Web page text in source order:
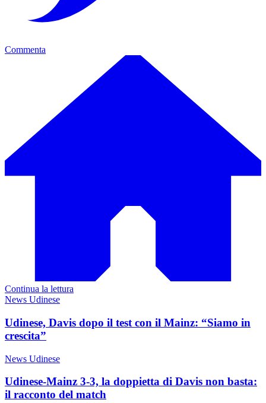
Commenta
Continua la lettura
News Udinese
Udinese, Davis dopo il test con il Mainz: “Siamo in
crescita”
News Udinese
Udinese-Mainz 3-3, la doppietta di Davis non basta:
il racconto del match